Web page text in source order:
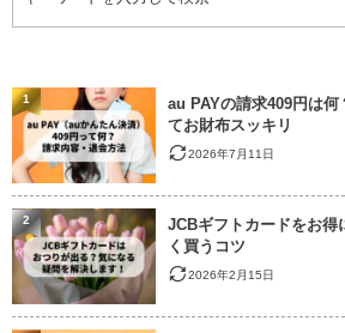
au PAYの請求409円は
てお財布スッキリ
2026年7月11日
1
JCBギフトカードをお得
く買うコツ
2026年2月15日
2